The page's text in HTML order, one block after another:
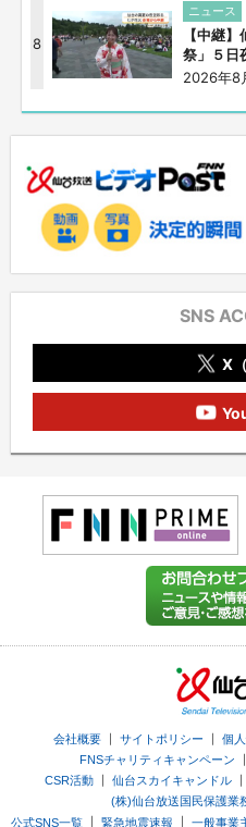
8
ニュース
【中継
祭」５日
2026年8
SNS
X
会社概要｜ サイトポリシー ｜ 個
FNSチャリティキャンペーン
CSR活動
仙台スカイキャンドル
(株)仙台放送国民保護業
公式SNS一覧
緊急地震速報 一般事業